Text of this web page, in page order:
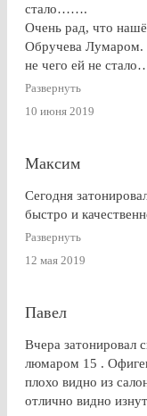
стало…….
Очень рад, что
Обручева
не чего ей не
Развернуть
10 июня 2019
Максим
Сегодня
быстро и
Развернуть
12 мая 2019
Павел
Вчера затонировал
люмаром 15 .
плохо видно из
отлично видно